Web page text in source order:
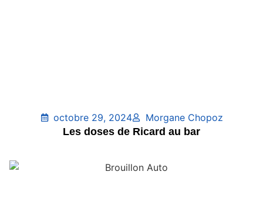
octobre 29, 2024
Morgane Chopoz
Les doses de Ricard au bar